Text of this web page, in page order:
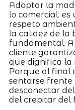
Adoptar la
lo comercial;
respeto
la calidez de la
fundamental.
cliente
que dignifica la
Porque al final
sentarse frente
desconectar
del crepitar del